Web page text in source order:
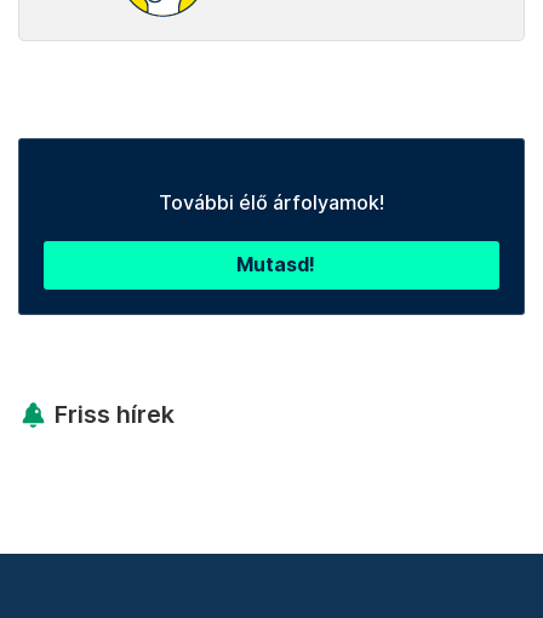
További élő árfolyamok!
Mutasd!
Friss hírek